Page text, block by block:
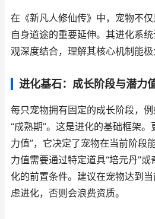
在《新凡人修仙传》中，宠物不
自身道途的重要延伸。其进化系
观深度结合，理解其核心机制能极
进化基石：成长阶段与潜力
每只宠物拥有固定的成长阶段，例
“成熟期”。这是进化的基础框架
力值”，它决定了宠物在当前阶段
力值需要通过特定道具“培元丹”
化的前置条件。建议在宠物达到
虑进化，否则会浪费资质。